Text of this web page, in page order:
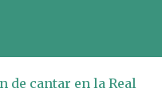
de cantar en la Real